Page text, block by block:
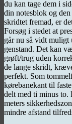
du kan tage dem i
din notesblok og
skridtet fremad, er
Forsøg i stedet at
går nu så vidt muligt
genstand. Det kan
grøft/trug uden
de lange skridt,
perfekt. Som
kørebanekant til
delt med ti minus to.
meters
mindre afstand